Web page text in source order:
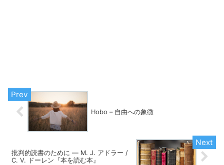
Hobo – 自由への象徴
批判的読書のために ― M. J. アドラー /
C. V. ドーレン『本を読む本』